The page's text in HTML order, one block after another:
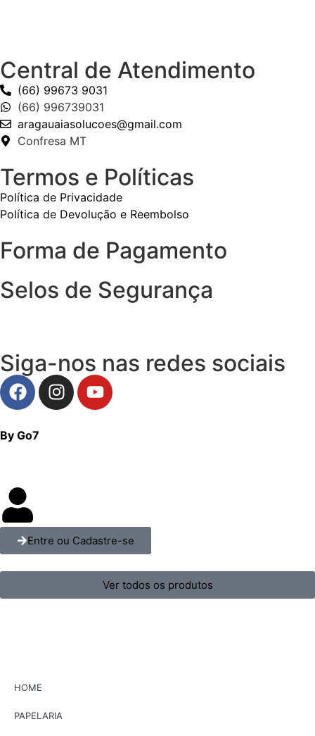
Central de Atendimento
(66) 99673 9031
(66) 996739031
aragauaiasolucoes@gmail.com
Confresa MT
Termos e Políticas
Política de Privacidade
Política de Devolução e Reembolso
Forma de Pagamento
Selos de Segurança
Siga-nos nas redes sociais
By Go7
Entre ou Cadastre-se
Ver todos os produtos
HOME
PAPELARIA